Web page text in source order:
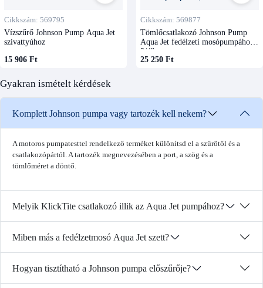
Cikkszám: 569795
Vízszűrő Johnson Pump Aqua Jet
szivattyúhoz
15 906 Ft
Cikkszám: 569877
Tömlőcsatlakozó Johnson Pump
Aqua Jet fedélzeti mosópumpához,
3/4″
25 250 Ft
Gyakran ismételt kérdések
Komplett Johnson pumpa vagy tartozék kell nekem?
A motoros pumpatesttel rendelkező terméket különítsd el a szűrőtől és a
csatlakozópártól. A tartozék megnevezésében a port, a szög és a
tömlőméret a döntő.
Melyik KlickTite csatlakozó illik az Aqua Jet pumpához?
Miben más a fedélzetmosó Aqua Jet szett?
Hogyan tisztítható a Johnson pumpa előszűrője?